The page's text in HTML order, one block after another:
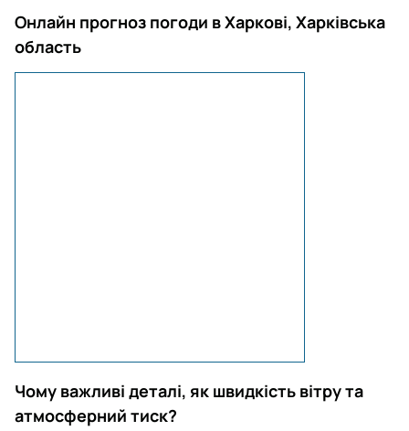
Онлайн прогноз погоди в Харкові, Харківська
область
Чому важливі деталі, як швидкість вітру та
атмосферний тиск?